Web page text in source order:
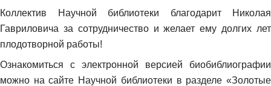
Коллектив Научной библиотеки благодарит Николая
Гавриловича за сотрудничество и желает ему долгих лет
плодотворной работы!
Ознакомиться с электронной версией биобиблиографии
можно на сайте Научной библиотеки в разделе «Золотые